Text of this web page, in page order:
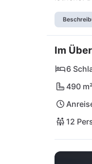
istrische
oder
– in
Im
6
490
12